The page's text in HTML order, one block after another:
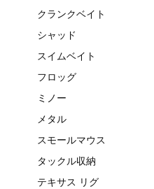
クランクベイト
シャッド
スイムベイト
フロッグ
ミノー
メタル
スモールマウス
タックル収納
テキサス リグ